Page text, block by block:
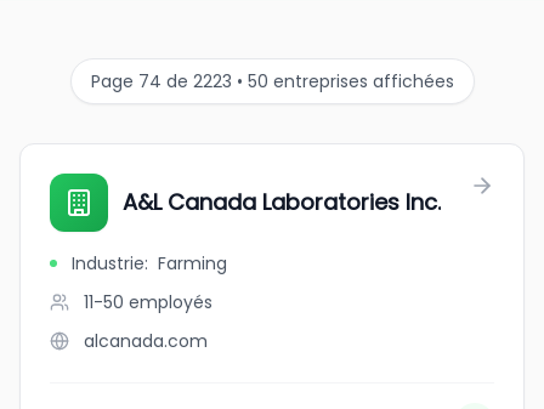
Page 74 de 2223 • 50 entreprises affichées
A&L Canada Laboratories Inc.
Industrie: Farming
11-50 employés
alcanada.com